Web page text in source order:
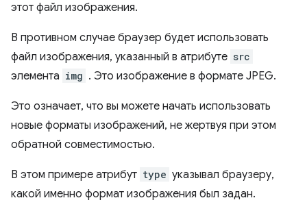
этот файл изображения.
В противном случае браузер будет использовать
файл изображения, указанный в атрибуте src
элемента img . Это изображение в формате JPEG.
Это означает, что вы можете начать использовать
новые форматы изображений, не жертвуя при этом
обратной совместимостью.
В этом примере атрибут type указывал браузеру,
какой именно формат изображения был задан.